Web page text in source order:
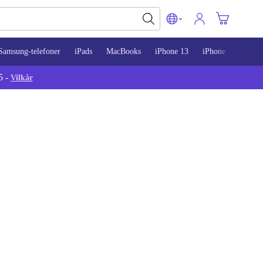
telefoner iPads MacBooks iPhone 13 iPhone 14
- Vilkår